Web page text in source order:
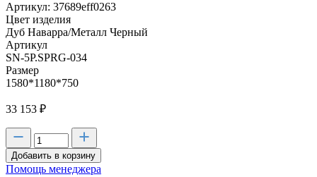
Артикул: 37689eff0263
Цвет изделия
Дуб Наварра/Металл Черный
Артикул
SN-5P.SPRG-034
Размер
1580*1180*750
33 153 ₽
Добавить в корзину
Помощь менеджера